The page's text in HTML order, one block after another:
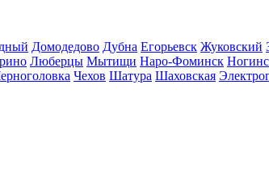
Домодедово Дубна Егорьевск Жуковский
Люберцы Мытищи Наро-Фоминск
Чехов Шатура Шаховская